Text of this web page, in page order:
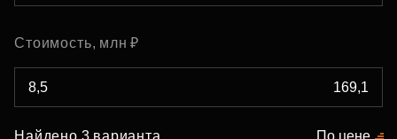
Стоимость, млн ₽
Найдено 3 варианта По цене